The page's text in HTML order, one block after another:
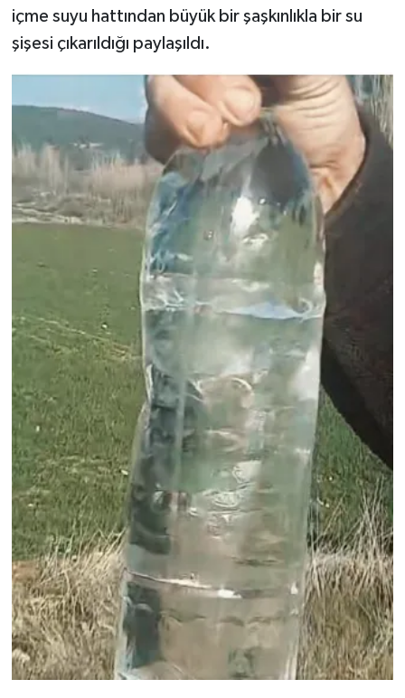
içme suyu hattından büyük bir şaşkınlıkla bir su
şişesi çıkarıldığı paylaşıldı.